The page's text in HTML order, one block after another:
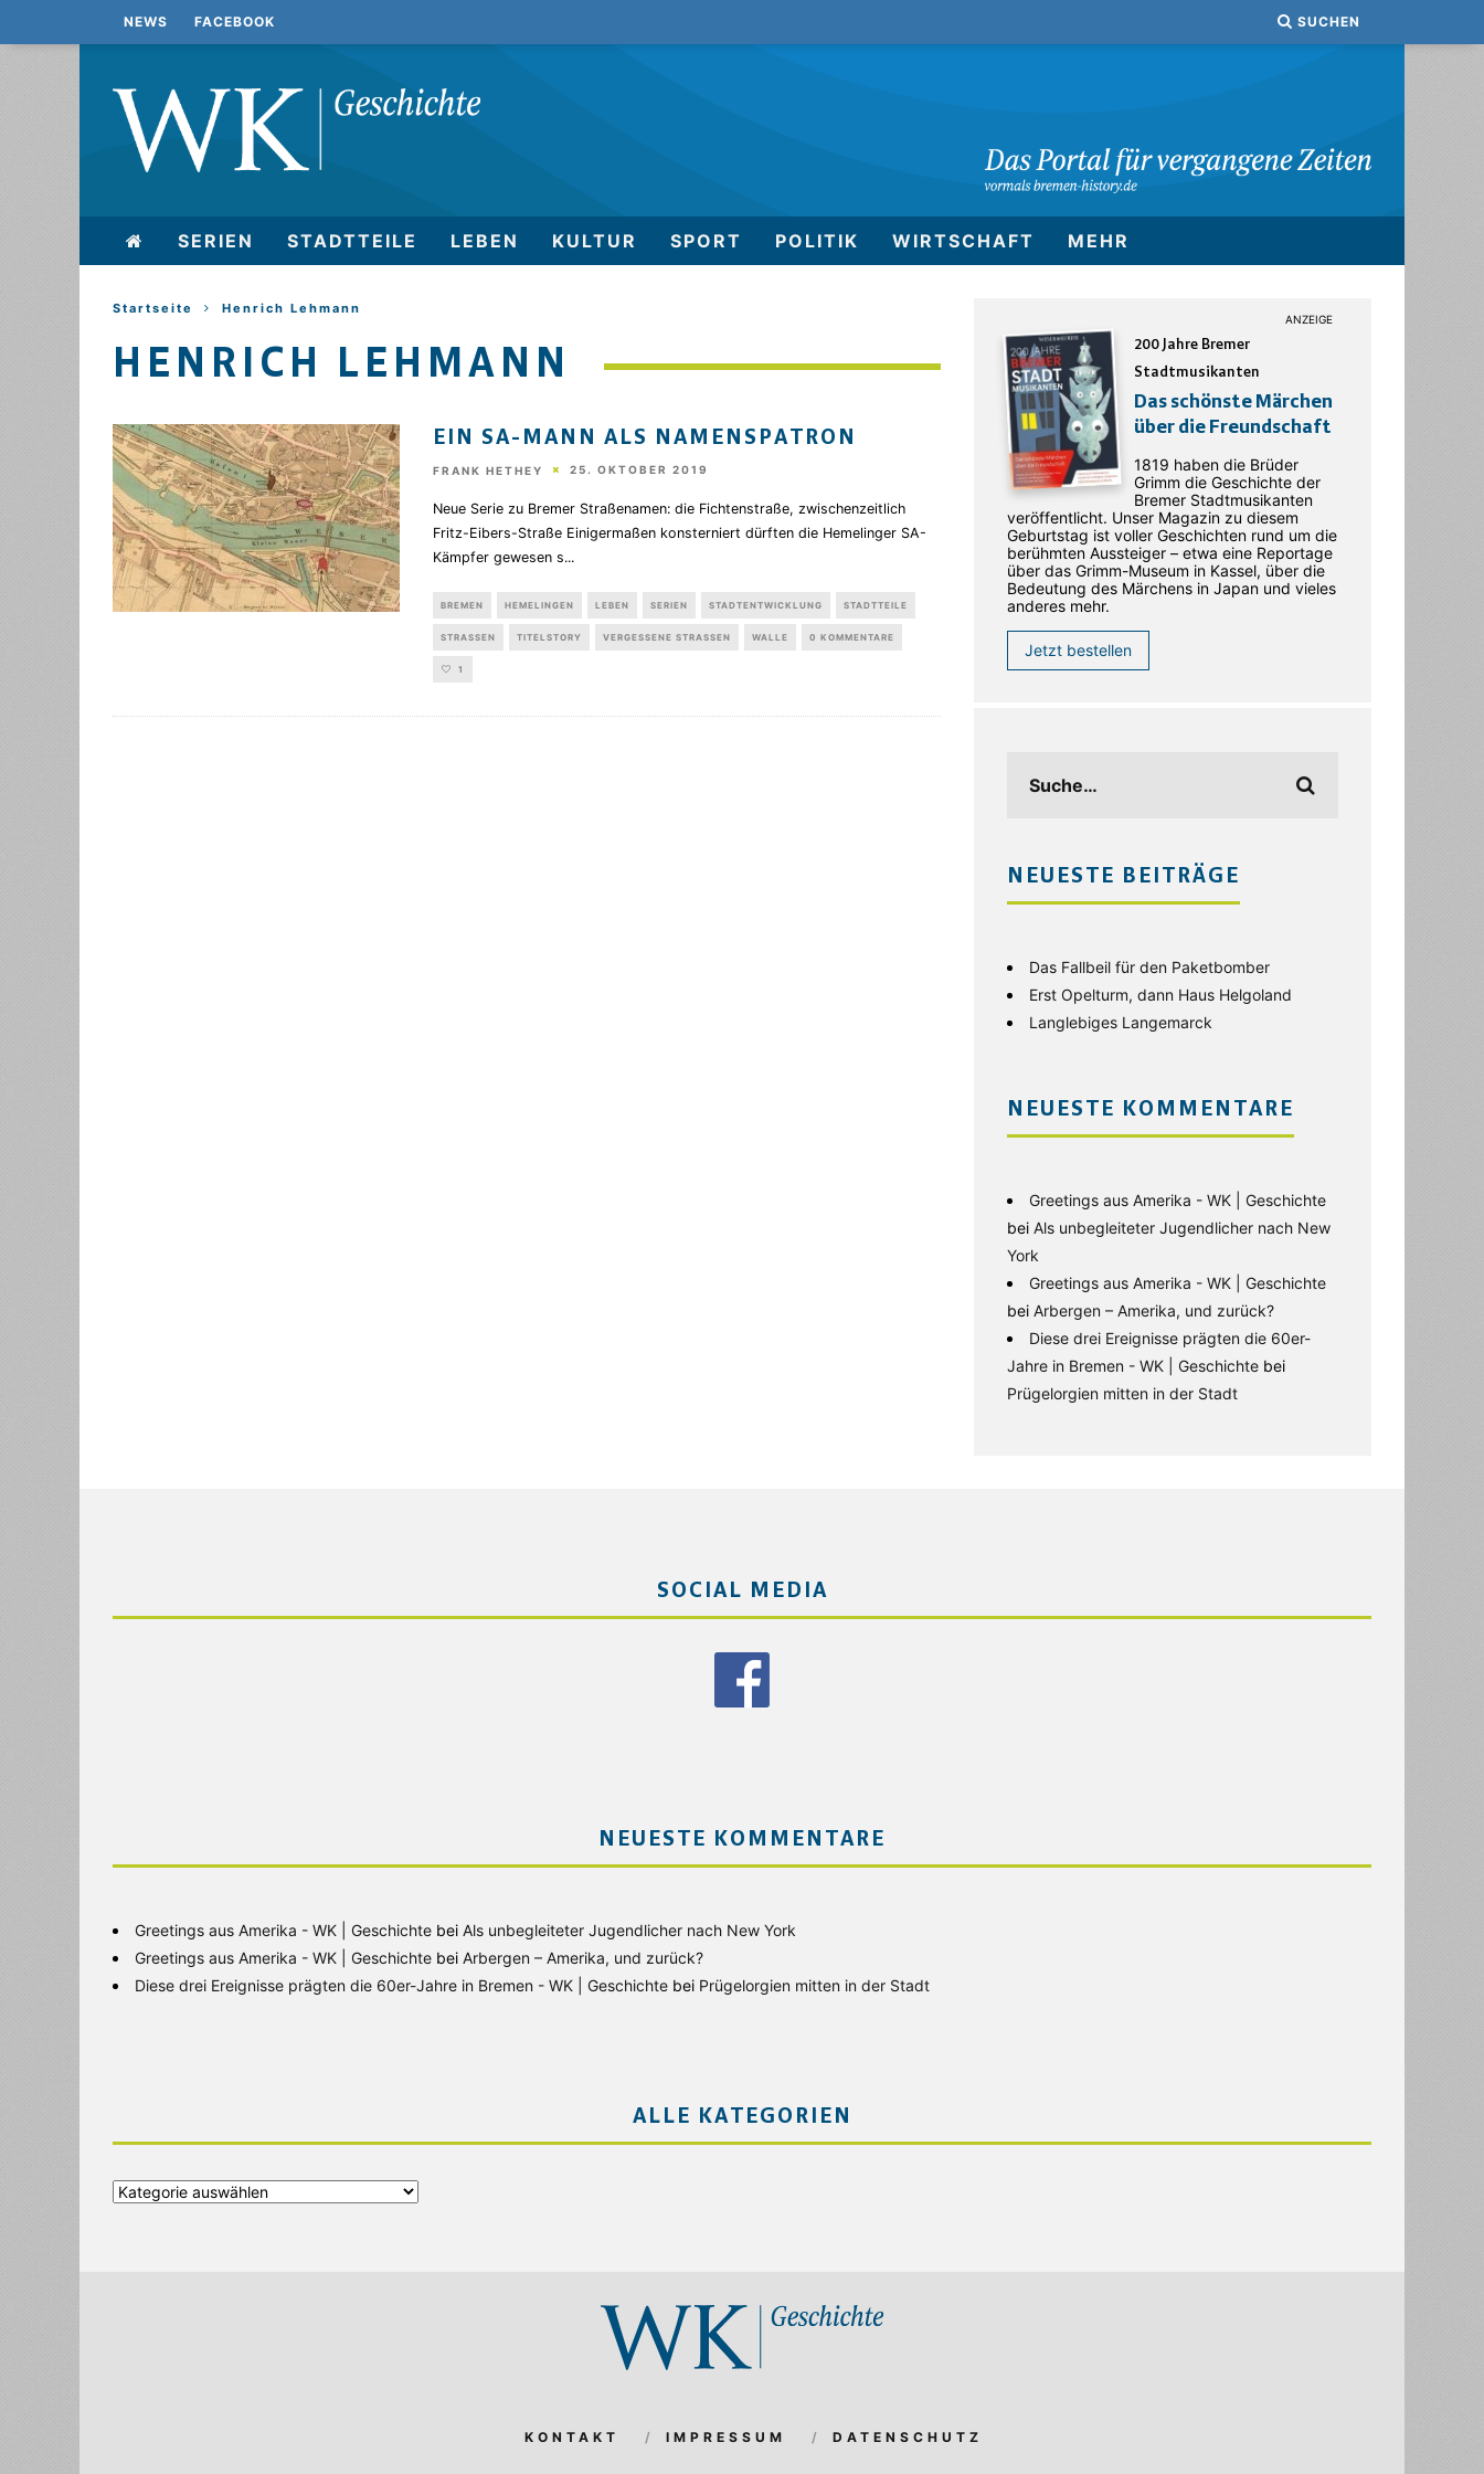
NEWS FACEBOOK SUCHEN
SERIEN STADTTEILE LEBEN KULTUR SPORT POLITIK WIRTSCHAFT MEHR
Startseite Henrich Lehmann
HENRICH LEHMANN
EIN SA-MANN ALS NAMENSPATRON
FRANK HETHEY 25. OKTOBER 2019
Neue Serie zu Bremer Straßenamen: die Fichtenstraße, zwischenzeitlich
Fritz-Eibers-Straße Einigermaßen konsterniert dürften die Hemelinger SA-
Kämpfer gewesen s...
BREMEN HEMELINGEN LEBEN SERIEN STADTENTWICKLUNG STADTTEILE
STRASSEN TITELSTORY VERGESSENE STRASSEN WALLE 0 KOMMENTARE
1
200 Jahre Bremer
Stadtmusikanten
Das schönste Märchen
über die Freundschaft
1819 haben die Brüder
Grimm die Geschichte der
Bremer Stadtmusikanten
veröffentlicht. Unser Magazin zu diesem
Geburtstag ist voller Geschichten rund um die
berühmten Aussteiger – etwa eine Reportage
über das Grimm-Museum in Kassel, über die
Bedeutung des Märchens in Japan und vieles
anderes mehr.
Jetzt bestellen
NEUESTE BEITRÄGE
Das Fallbeil für den Paketbomber
Erst Opelturm, dann Haus Helgoland
Langlebiges Langemarck
NEUESTE KOMMENTARE
Greetings aus Amerika - WK | Geschichte
bei Als unbegleiteter Jugendlicher nach New
York
Greetings aus Amerika - WK | Geschichte
bei Arbergen – Amerika, und zurück?
Diese drei Ereignisse prägten die 60er-
Jahre in Bremen - WK | Geschichte bei
Prügelorgien mitten in der Stadt
SOCIAL MEDIA
NEUESTE KOMMENTARE
Greetings aus Amerika - WK | Geschichte bei Als unbegleiteter Jugendlicher nach New York
Greetings aus Amerika - WK | Geschichte bei Arbergen – Amerika, und zurück?
Diese drei Ereignisse prägten die 60er-Jahre in Bremen - WK | Geschichte bei Prügelorgien mitten in der Stadt
ALLE KATEGORIEN
Alle
KONTAKT IMPRESSUM DATENSCHUTZ